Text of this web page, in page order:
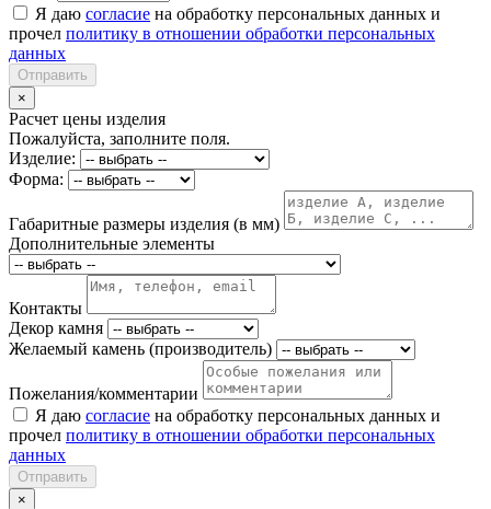
Я даю согласие на обработку персональных данных и
прочел политику в отношении обработки персональных
данных
Отправить
×
Расчет цены изделия
Пожалуйста, заполните поля.
Изделие:
Форма:
Габаритные размеры изделия (в мм)
Дополнительные элементы
Контакты
Декор камня
Желаемый камень (производитель)
Пожелания/комментарии
Я даю согласие на обработку персональных данных и
прочел политику в отношении обработки персональных
данных
Отправить
×